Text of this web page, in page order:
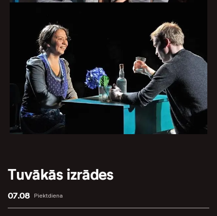
Tuvākās izrādes
Piektdiena
07.08